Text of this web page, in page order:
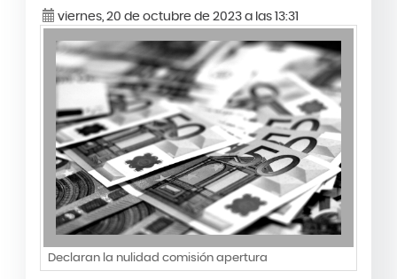
viernes, 20 de octubre de 2023 a las 13:31
Declaran la nulidad comisión apertura